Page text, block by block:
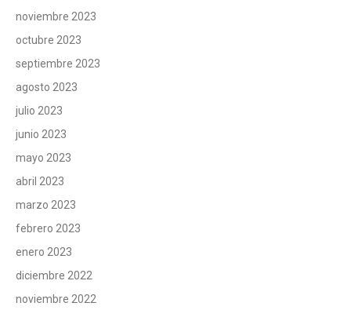
noviembre 2023
octubre 2023
septiembre 2023
agosto 2023
julio 2023
junio 2023
mayo 2023
abril 2023
marzo 2023
febrero 2023
enero 2023
diciembre 2022
noviembre 2022